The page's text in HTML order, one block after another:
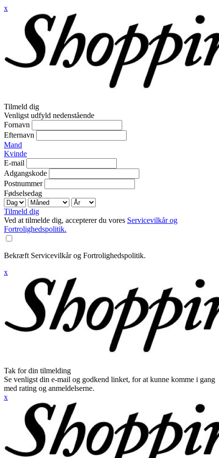
x
Tilmeld dig
Venligst udfyld nedenstående
Fornavn
Efternavn
Mand
Kvinde
E-mail
Adgangskode
Postnummer
Fødselsedag
Tilmeld dig
Ved at tilmelde dig, accepterer du vores Servicevilkår og
Fortrolighedspolitik.
Bekræft Servicevilkår og Fortrolighedspolitik.
x
Tak for din tilmelding
Se venligst din e-mail og godkend linket, for at kunne komme i gang
med rating og anmeldelserne.
x